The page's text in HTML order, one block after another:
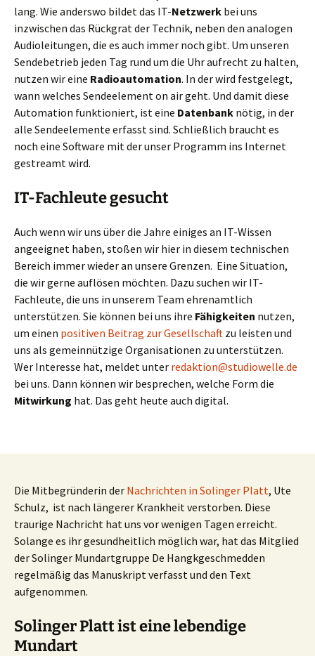
lang. Wie anderswo bildet das IT-Netzwerk bei uns
inzwischen das Rückgrat der Technik, neben den analogen
Audioleitungen, die es auch immer noch gibt. Um unseren
Sendebetrieb jeden Tag rund um die Uhr aufrecht zu halten,
nutzen wir eine Radioautomation. In der wird festgelegt,
wann welches Sendeelement on air geht. Und damit diese
Automation funktioniert, ist eine Datenbank nötig, in der
alle Sendeelemente erfasst sind. Schließlich braucht es
noch eine Software mit der unser Programm ins Internet
gestreamt wird.
IT-Fachleute gesucht
Auch wenn wir uns über die Jahre einiges an IT-Wissen
angeeignet haben, stoßen wir hier in diesem technischen
Bereich immer wieder an unsere Grenzen. Eine Situation,
die wir gerne auflösen möchten. Dazu suchen wir IT-
Fachleute, die uns in unserem Team ehrenamtlich
unterstützen. Sie können bei uns ihre Fähigkeiten nutzen,
um einen positiven Beitrag zur Gesellschaft zu leisten und
uns als gemeinnützige Organisationen zu unterstützen.
Wer Interesse hat, meldet unter redaktion@studiowelle.de
bei uns. Dann können wir besprechen, welche Form die
Mitwirkung hat. Das geht heute auch digital.
Die Mitbegründerin der Nachrichten in Solinger Platt, Ute
Schulz, ist nach längerer Krankheit verstorben. Diese
traurige Nachricht hat uns vor wenigen Tagen erreicht.
Solange es ihr gesundheitlich möglich war, hat das Mitglied
der Solinger Mundartgruppe De Hangkgeschmedden
regelmäßig das Manuskript verfasst und den Text
aufgenommen.
Solinger Platt ist eine lebendige
Mundart